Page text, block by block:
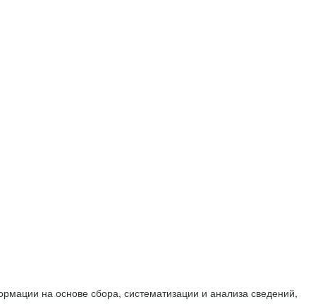
на основе сбора, систематизации и анализа сведений,